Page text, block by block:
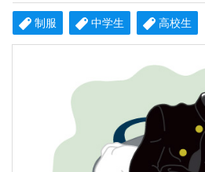
制服 中学生 高校生